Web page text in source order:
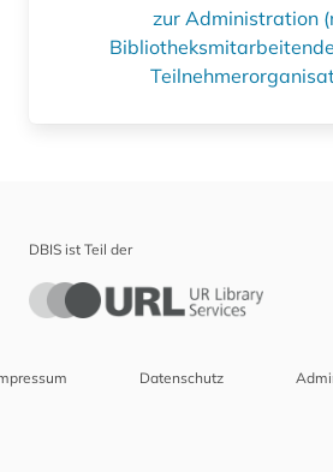
zur Administration
DBIS ist Teil der
Datenschutz